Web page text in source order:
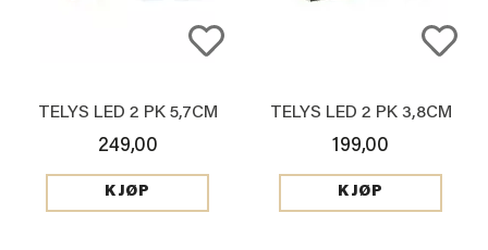
TELYS LED 2 PK 5,7CM
249,00
KJØP
TELYS LED 2 PK 3,8CM
199,00
KJØP